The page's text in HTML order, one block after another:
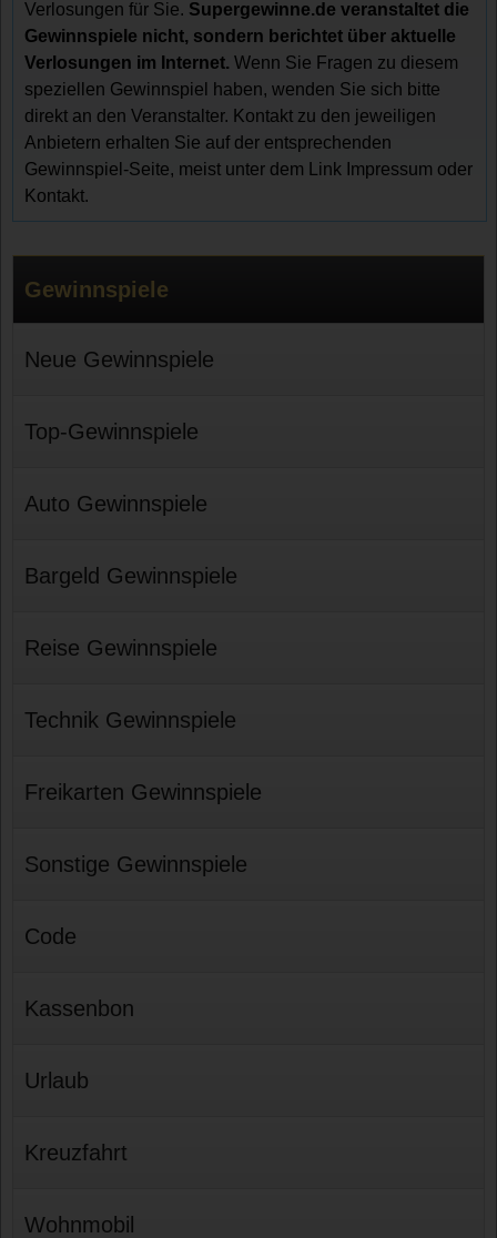
Verlosungen für Sie. Supergewinne.de veranstaltet die
Gewinnspiele nicht, sondern berichtet über aktuelle
Verlosungen im Internet. Wenn Sie Fragen zu diesem
speziellen Gewinnspiel haben, wenden Sie sich bitte
direkt an den Veranstalter. Kontakt zu den jeweiligen
Anbietern erhalten Sie auf der entsprechenden
Gewinnspiel-Seite, meist unter dem Link Impressum oder
Kontakt.
Gewinnspiele
Neue Gewinnspiele
Top-Gewinnspiele
Auto Gewinnspiele
Bargeld Gewinnspiele
Reise Gewinnspiele
Technik Gewinnspiele
Freikarten Gewinnspiele
Sonstige Gewinnspiele
Code
Kassenbon
Urlaub
Kreuzfahrt
Wohnmobil